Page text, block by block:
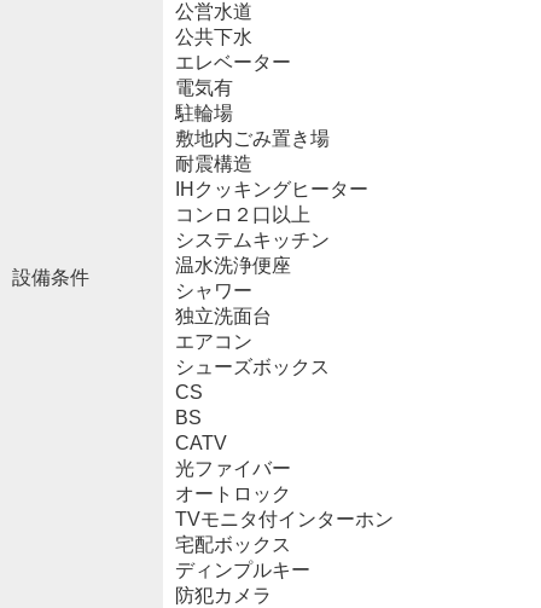
設備条件
公営水道
公共下水
エレベーター
電気有
駐輪場
敷地内ごみ置き場
耐震構造
IHクッキングヒーター
コンロ２口以上
システムキッチン
温水洗浄便座
シャワー
独立洗面台
エアコン
シューズボックス
CS
BS
CATV
光ファイバー
オートロック
TVモニタ付インターホン
宅配ボックス
ディンプルキー
防犯カメラ